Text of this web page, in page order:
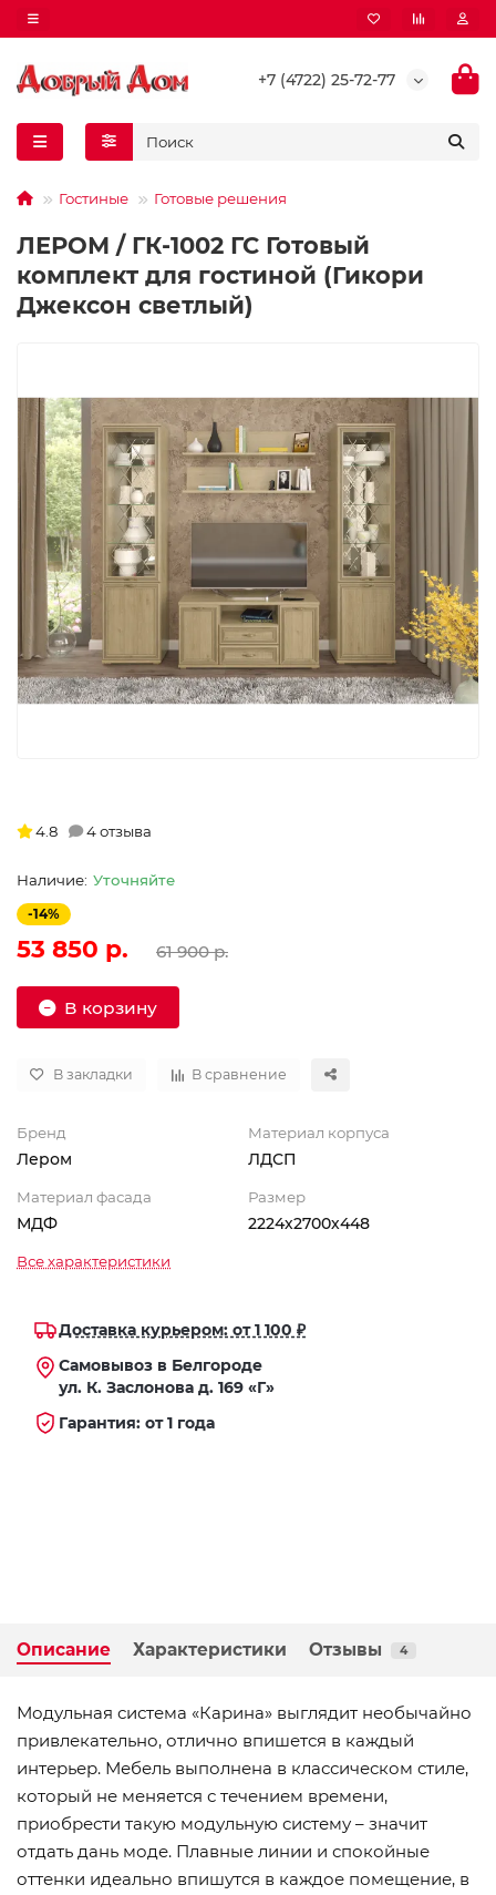
+7 (4722) 25-72-77
Гостиные Готовые решения
ЛЕРОМ / ГК-1002 ГС Готовый
комплект для гостиной (Гикори
Джексон светлый)
Уточняйте
-14%
53 850 р. 61 900 р.
В корзину
В закладки В сравнение
4.8 4 отзыва
Бренд
Лером
Материал корпуса
ЛДСП
Материал фасада
МДФ
Размер
2224х2700х448
Все характеристики
Доставка курьером: от 1 100 ₽
Самовывоз в Белгороде
ул. К. Заслонова д. 169 «Г»
Гарантия: от 1 года
Описание Характеристики Отзывы 4
Модульная система «Карина» выглядит необычайно
привлекательно, отлично впишется в каждый
интерьер. Мебель выполнена в классическом стиле,
который не меняется с течением времени,
приобрести такую модульную систему – значит
отдать дань моде. Плавные линии и спокойные
оттенки идеально впишутся в каждое помещение, в